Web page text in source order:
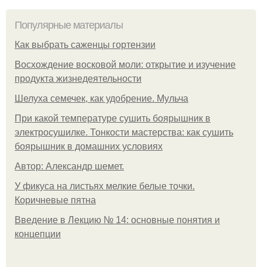
Популярные материалы
Как выбрать саженцы гортензии
Восхождение восковой моли: открытие и изучение
продукта жизнедеятельности
Шелуха семечек, как удобрение. Мульча
При какой температуре сушить боярышник в
электросушилке. Тонкости мастерства: как сушить
боярышник в домашних условиях
Автор: Александр шемет.
У фикуса на листьях мелкие белые точки.
Коричневые пятна
Введение в Лекцию № 14: основные понятия и
концепции